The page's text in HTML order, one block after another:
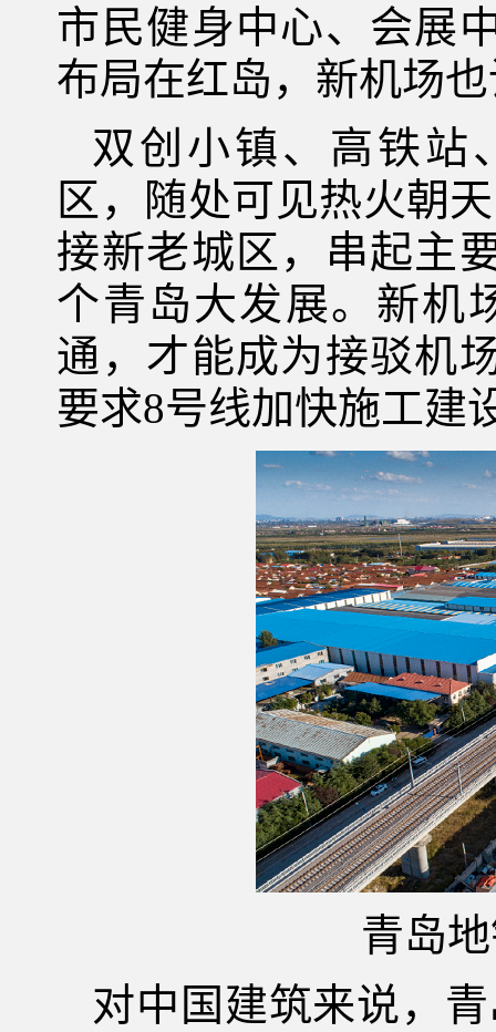
市民健身中心、会展
布局在红岛，新机场
双创小镇、高铁
区，随处可见热火朝
接新老城区，串起主
个青岛大发展。新机
通，才能成为接驳机
要求8号线加快施工建
青岛
对中国建筑来说，